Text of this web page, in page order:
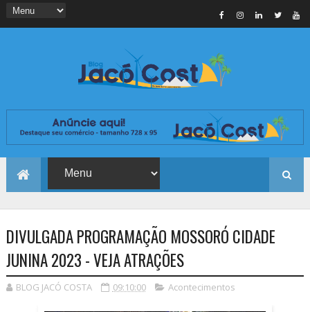
DIVULGADA PROGRAMAÇÃO MOSSORÓ CIDADE
JUNINA 2023 - VEJA ATRAÇÕES
BLOG JACÓ COSTA 09:10:00 Acontecimentos